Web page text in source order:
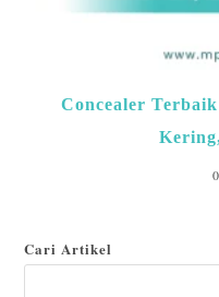
Concealer
Cari Artikel